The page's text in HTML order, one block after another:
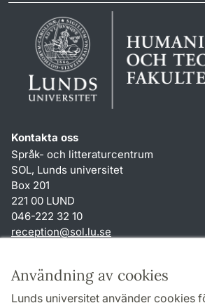
Användning av cookies
Lunds universitet använder cookies
Kontakta oss
Språk- och litteraturcentrum
SOL, Lunds universitet
Box 201
221 00 LUND
046-222 32 10
reception@sol.lu.se
Genvägar
Om webbplatsen och cookies